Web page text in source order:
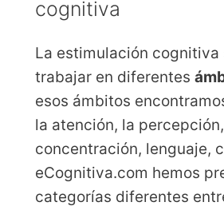
cognitiva
La estimulación cognitiva
trabajar en diferentes
esos ámbitos
la atención, la percepción,
concentración, lenguaje,
eCognitiva.com hemos
categorías diferentes